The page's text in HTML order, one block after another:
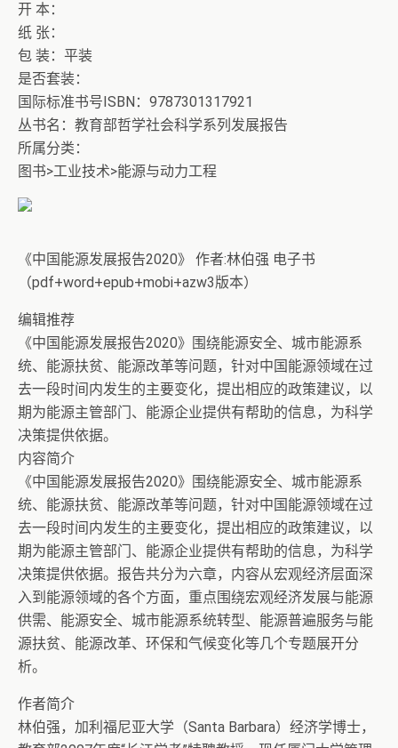
开 本：
纸 张：
包 装：平装
是否套装：
国际标准书号ISBN：9787301317921
丛书名：教育部哲学社会科学系列发展报告
所属分类：
图书>工业技术>能源与动力工程
《中国能源发展报告2020》 作者:林伯强 电子书
（pdf+word+epub+mobi+azw3版本）
编辑推荐
《中国能源发展报告2020》围绕能源安全、城市能源系
统、能源扶贫、能源改革等问题，针对中国能源领域在过
去一段时间内发生的主要变化，提出相应的政策建议，以
期为能源主管部门、能源企业提供有帮助的信息，为科学
决策提供依据。
内容简介
《中国能源发展报告2020》围绕能源安全、城市能源系
统、能源扶贫、能源改革等问题，针对中国能源领域在过
去一段时间内发生的主要变化，提出相应的政策建议，以
期为能源主管部门、能源企业提供有帮助的信息，为科学
决策提供依据。报告共分为六章，内容从宏观经济层面深
入到能源领域的各个方面，重点围绕宏观经济发展与能源
供需、能源安全、城市能源系统转型、能源普遍服务与能
源扶贫、能源改革、环保和气候变化等几个专题展开分
析。
作者简介
林伯强，加利福尼亚大学（Santa Barbara）经济学博士，